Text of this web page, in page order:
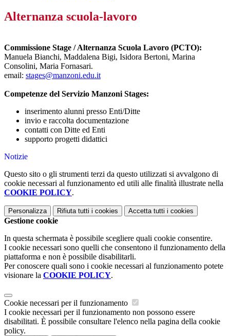
Alternanza scuola-lavoro
Commissione Stage / Alternanza Scuola Lavoro (PCTO):
Manuela Bianchi, Maddalena Bigi, Isidora Bertoni, Marina
Consolini, Maria Fornasari.
email: stages@manzoni.edu.it
Competenze del Servizio Manzoni Stages:
inserimento alunni presso Enti/Ditte
invio e raccolta documentazione
contatti con Ditte ed Enti
supporto progetti didattici
Notizie
Questo sito o gli strumenti terzi da questo utilizzati si avvalgono di
cookie necessari al funzionamento ed utili alle finalità illustrate nella
COOKIE POLICY.
Personalizza Rifiuta tutti i cookies Accetta tutti i cookies
Gestione cookie
In questa schermata è possibile scegliere quali cookie consentire.
I cookie necessari sono quelli che consentono il funzionamento della
piattaforma e non è possibile disabilitarli.
Per conoscere quali sono i cookie necessari al funzionamento potete
visionare la COOKIE POLICY.
Cookie necessari per il funzionamento
I cookie necessari per il funzionamento non possono essere
disabilitati. È possibile consultare l'elenco nella pagina della cookie
policy.